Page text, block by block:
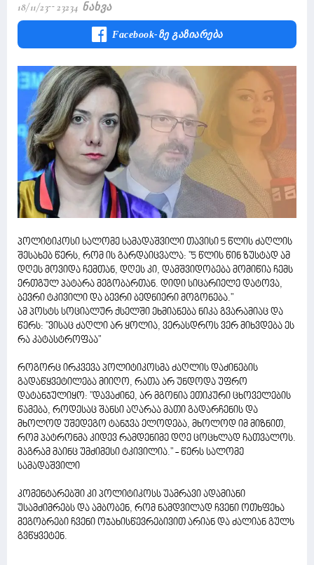
18/11/23 23234 Ნახვა
Facebook-Ზე Გაზიარება
პოლიტიკოსი სალომე სამადაშვილი თავისი 5 წლის ძაღლის
შესახებ წერს, რომ ის გარდაიცვალა: "5 წლის წინ ზუსტად ამ
დღეს მოვიდა ჩემთან, დღეს კი, დამშვიდობება მომიწია ჩემს
ერთგულ პატარა მეგობართან. დიდი სიცარიელე დატოვა,
ბევრი ტკივილი და ბევრი ბედნიერი მოგონება."
ამ პოსტს სოციალურ ქსელში ეხმიანება ნიკა გვარამიაც და
წერს: "ვისაც ძაღლი არ ყოლია, ვერასდროს ვერ მიხვდება ეს
რა კატასტროფაა"
როგორც ირკვევა პოლიტიკოსმა ძაღლის დაძინების
გადაწყვეტილება მიიღო, რათა არ უნდოდა უფრო
დატანჯულიყო: "დავაძინე, არ მგონია ეთიკური ცხოველების
წამება, როდესაც შანსი აღარაა მათი გადარჩენის და
მხოლოდ უშედეგო ტანჯვა ელოდება, მხოლოდ იმ მიზნით,
რომ პატრონმა კიდევ რამდენიმე დღე ცოცხლად ჩათვალოს.
მაგრამ მაინც უმძიმესი ტკივილია." - წერს სალომე
სამადაშვილი
კომენტარებში კი პოლიტიკოსს უამრავი ადამიანი
უსამძიმრებს და ამბობენ, რომ ნამდვილად ჩვენი ოთხფეხა
მეგობრები ჩვენი ოჯახისწევრებივით არიან და ძალიან გულს
გვწყვეტენ.